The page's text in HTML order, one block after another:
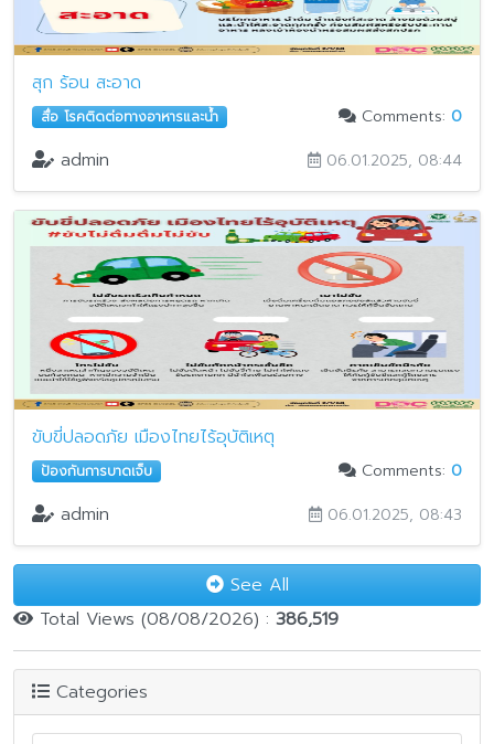
สุก ร้อน สะอาด
สื่อ โรคติดต่อทางอาหารและน้ำ Comments: 0
admin 06.01.2025, 08:44
ขับขี่ปลอดภัย เมืองไทยไร้อุบัติเหตุ
ป้องกันการบาดเจ็บ Comments: 0
admin 06.01.2025, 08:43
See All
Total Views (08/08/2026) : 386,519
Categories